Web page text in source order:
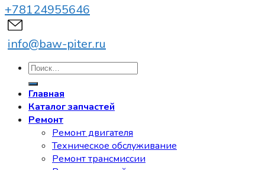
+78124955646
info@baw-piter.ru
Искать:
Главная
Каталог запчастей
Ремонт
Ремонт двигателя
Техническое обслуживание
Ремонт трансмиссии